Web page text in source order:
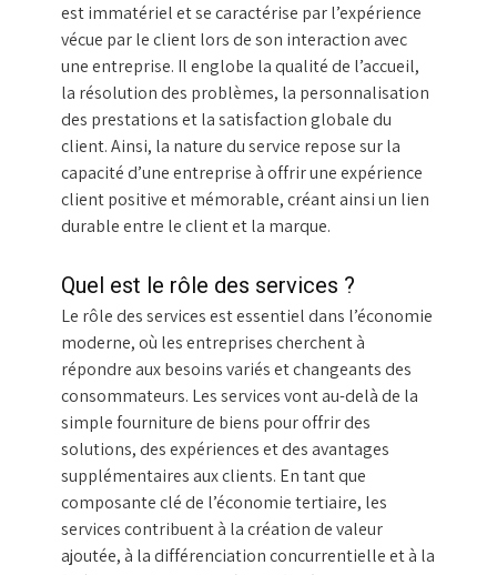
est immatériel et se caractérise par l’expérience
vécue par le client lors de son interaction avec
une entreprise. Il englobe la qualité de l’accueil,
la résolution des problèmes, la personnalisation
des prestations et la satisfaction globale du
client. Ainsi, la nature du service repose sur la
capacité d’une entreprise à offrir une expérience
client positive et mémorable, créant ainsi un lien
durable entre le client et la marque.
Quel est le rôle des services ?
Le rôle des services est essentiel dans l’économie
moderne, où les entreprises cherchent à
répondre aux besoins variés et changeants des
consommateurs. Les services vont au-delà de la
simple fourniture de biens pour offrir des
solutions, des expériences et des avantages
supplémentaires aux clients. En tant que
composante clé de l’économie tertiaire, les
services contribuent à la création de valeur
ajoutée, à la différenciation concurrentielle et à la